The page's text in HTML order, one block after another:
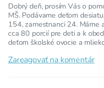
Dobrý deň, prosím Vás o
MŠ. Podávame deťom
154, zamestnanci 24. Máme
cca 80 porcií pre deti a k
deťom školské ovocie a
Zareagovať na komentár